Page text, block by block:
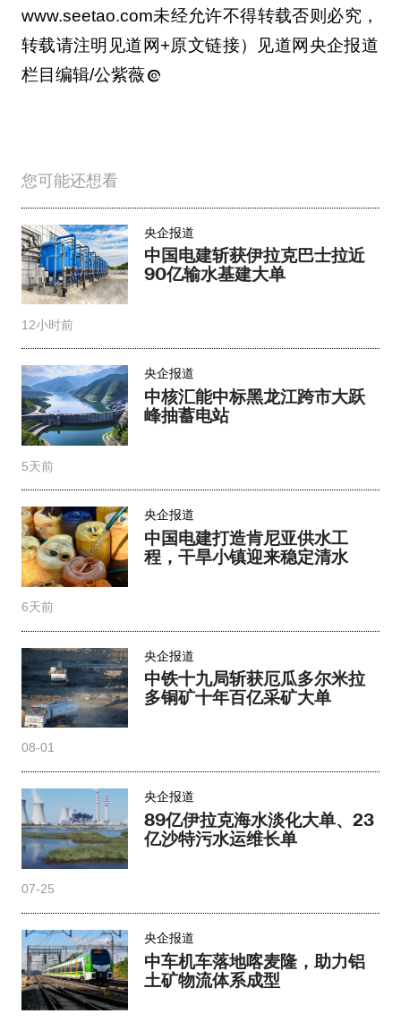
www.seetao.com未经允许不得转载否则必究，
转载请注明见道网+原文链接）见道网央企报道
栏目编辑/公紫薇
您可能还想看
央企报道
中国电建斩获伊拉克巴士拉近
90亿输水基建大单
12小时前
央企报道
中核汇能中标黑龙江跨市大跃
峰抽蓄电站
5天前
央企报道
中国电建打造肯尼亚供水工
程，干旱小镇迎来稳定清水
6天前
央企报道
中铁十九局斩获厄瓜多尔米拉
多铜矿十年百亿采矿大单
08-01
央企报道
89亿伊拉克海水淡化大单、23
亿沙特污水运维长单
07-25
央企报道
中车机车落地喀麦隆，助力铝
土矿物流体系成型